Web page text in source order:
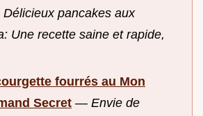
Délicieux pancakes aux
Une recette saine et rapide,
fourrés au Mon
Secret — Envie de